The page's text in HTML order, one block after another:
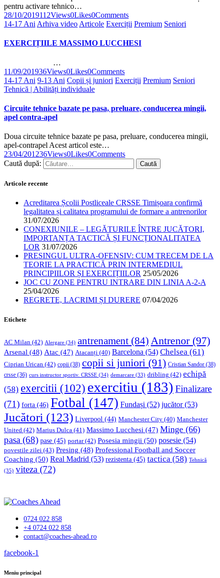
pentru activare tehnico…
28/10/2019112Views0Likes0Comments
14-17 Ani Arhiva video Articole Exerciții Premium Seniori
EXERCIȚIILE MASSIMO LUCCHESI
…
11/09/201936Views0Likes0Comments
14-17 Ani 9-13 Ani Copii și juniori Exerciții Premium Seniori
Tehnică | Abilități individuale
Circuite tehnice bazate pe pasa, preluare, conducerea mingii,
apel contra-apel
Doua circuite tehnice bazate pe pasa, preluare, conducerea mingii,
apel-contrapel Acest articol este…
23/04/201236Views0Likes0Comments
Caută după:
Articole recente
Acreditarea Școlii Postliceale CRSSE Timișoara confirmă
legalitatea și calitatea programului de formare a antrenorilor
31/07/2026
CONEXIUNILE – LEGĂTURILE ÎNTRE JUCĂTORI,
IMPORTANȚA TACTICĂ ȘI FUNCȚIONALITATEA
LOR 31/07/2026
PRESINGUL ULTRA-OFENSIV: CUM TRECEM DE LA
TEORIE LA PRACTICĂ PRIN INTERMEDIUL
PRINCIPIILOR ȘI EXERCIȚIILOR 25/05/2026
JOC CU ZONE PENTRU INTRARE DIN LINIA A-2-A
25/04/2026
REGRETE, LACRIMI ȘI DURERE 07/04/2026
Etichete
AC Milan (42) Alergare (34) antrenament (84) Antrenor(97)
Arsenal (48) Atac (47) Atacanți (40) Barcelona (54) Chelsea (61)
Ciprian Urican (42) copii (38) copii si juniori (91) Cristian Sandor (38)
crsse (36) curs instructor sportiv. CRSSE (34) demarcare (33) dribling (42) echipă
(58) exercitii (102) exercitiu (183) Finalizare
(71) forta (46) Fotbal (147) Fundași (52) jucător(53)
Jucători (123) Liverpool (44) Manchester City (40) Manchester
United (42) Marius Dulca (41) Massimo Lucchesi (47) Minge (66)
pasa (68) pase (45) portar(42) Posesia mingii (50) posesie (54)
povestile zilei (43) Presing (48) Professional Football and Soccer
Coaching (50) Real Madrid (53) rezistenta (45) tactica (58) Tehnică
(35) viteza (72)
0724 022 858
+4 0724 022 858
contact@coaches-ahead.ro
facebook-1
Meniu principal